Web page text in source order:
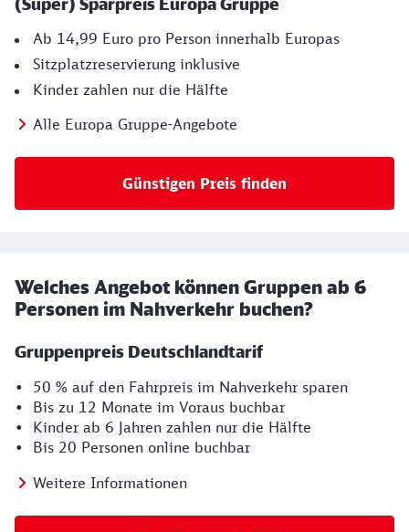
Ab 14,99 Euro pro Person innerhalb Europas
Sitzplatzreservierung inklusive
Kinder zahlen nur die Hälfte
Alle Europa Gruppe-Angebote
Günstigen Preis finden
Welches Angebot können Gruppen ab 6
Personen im Nahverkehr buchen?
Gruppenpreis Deutschlandtarif
• 50 % auf den Fahrpreis im Nahverkehr sparen
• Bis zu 12 Monate im Voraus buchbar
• Kinder ab 6 Jahren zahlen nur die Hälfte
• Bis 20 Personen online buchbar
Weitere Informationen